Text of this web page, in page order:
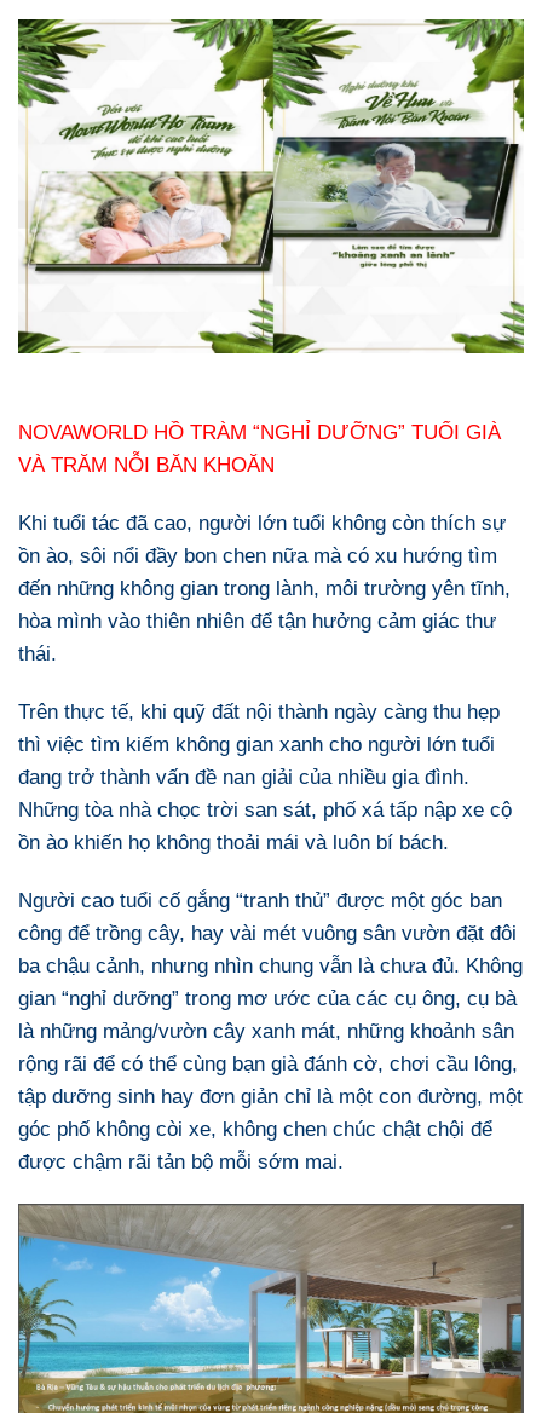
NOVAWORLD HỒ TRÀM “NGHỈ DƯỠNG” TUỔI GIÀ
VÀ TRĂM NỖI BĂN KHOĂN
Khi tuổi tác đã cao, người lớn tuổi không còn thích sự
ồn ào, sôi nổi đầy bon chen nữa mà có xu hướng tìm
đến những không gian trong lành, môi trường yên tĩnh,
hòa mình vào thiên nhiên để tận hưởng cảm giác thư
thái.
Trên thực tế, khi quỹ đất nội thành ngày càng thu hẹp
thì việc tìm kiếm không gian xanh cho người lớn tuổi
đang trở thành vấn đề nan giải của nhiều gia đình.
Những tòa nhà chọc trời san sát, phố xá tấp nập xe cộ
ồn ào khiến họ không thoải mái và luôn bí bách.
Người cao tuổi cố gắng “tranh thủ” được một góc ban
công để trồng cây, hay vài mét vuông sân vườn đặt đôi
ba chậu cảnh, nhưng nhìn chung vẫn là chưa đủ. Không
gian “nghỉ dưỡng” trong mơ ước của các cụ ông, cụ bà
là những mảng/vườn cây xanh mát, những khoảnh sân
rộng rãi để có thể cùng bạn già đánh cờ, chơi cầu lông,
tập dưỡng sinh hay đơn giản chỉ là một con đường, một
góc phố không còi xe, không chen chúc chật chội để
được chậm rãi tản bộ mỗi sớm mai.